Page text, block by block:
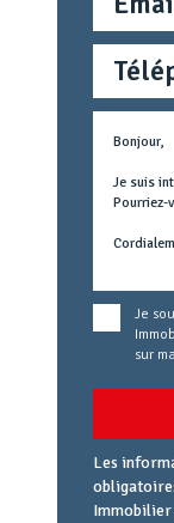
Téléphone
Métier
concerné
Je
sur
Les
Immobilier